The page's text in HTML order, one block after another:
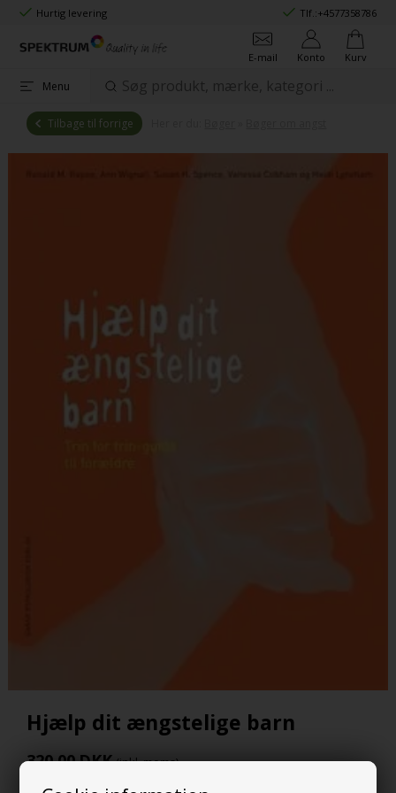
Hurtig levering Tlf.:+4577358786
E-mail Konto Kurv
Menu
Tilbage til forrige
Hjælp dit ængstelige barn
320,00DKK (inkl. moms)